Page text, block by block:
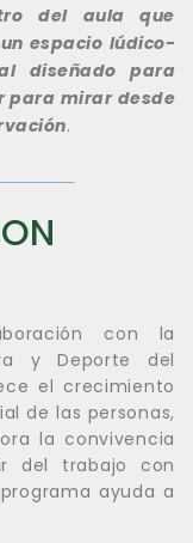
del aula que
espacio lúdico-
diseñado para
para mirar desde
.
con la
y Deporte del
el crecimiento
de las personas,
la convivencia
del trabajo con
ayuda a